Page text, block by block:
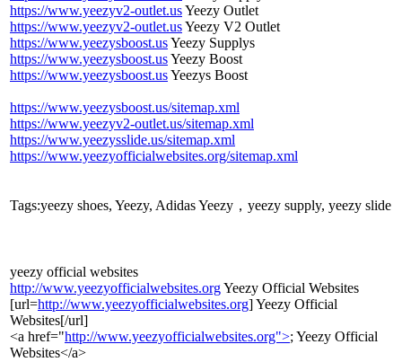
https://www.yeezyv2-outlet.usYeezy Outlet
https://www.yeezyv2-outlet.usYeezy V2 Outlet
https://www.yeezysboost.usYeezy Supplys
https://www.yeezysboost.usYeezy Boost
https://www.yeezysboost.usYeezys Boost
https://www.yeezysboost.us/sitemap.xml
https://www.yeezyv2-outlet.us/sitemap.xml
https://www.yeezysslide.us/sitemap.xml
https://www.yeezyofficialwebsites.org/sitemap.xml
Tags:yeezy shoes, Yeezy, Adidas Yeezy，yeezy supply, yeezy slide
yeezy official websites
http://www.yeezyofficialwebsites.orgYeezy Official Websites
[url=http://www.yeezyofficialwebsites.org] Yeezy Official
Websites[/url]
<a href="http://www.yeezyofficialwebsites.org">; Yeezy Official
Websites</a>